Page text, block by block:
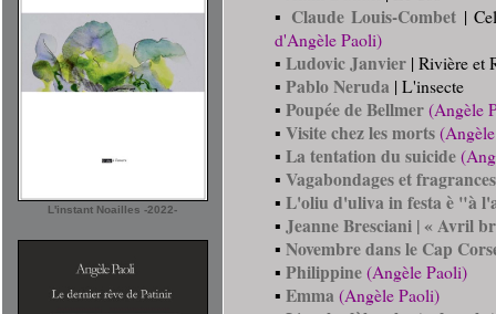
L'instant Noailles -2022-
▪ Claude Louis-Combet |
d'Angèle Paoli)
▪ Ludovic Janvier | Rivière et
▪ Pablo Neruda | L'insecte
▪ Poupée de Bellmer(Angèle
▪ Visite chez les morts
▪ La tentation du suicide
▪ Vagabondages et fragrances
▪ L'oliu d'uliva in festa è "à
▪ Jeanne Bresciani | « Avril
▪ Novembre dans le Cap
▪ Philippine(Angèle Paoli)
▪ Emma (Angèle Paoli)